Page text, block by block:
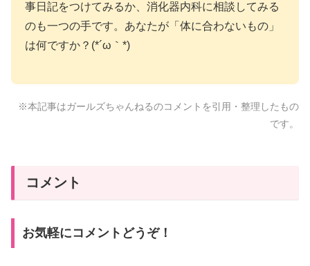
事日記をつけてみるか、消化器内科に相談してみる
のも一つの手です。あなたが「体に合わないもの」
は何ですか？(*´ω｀*)
※本記事はガールズちゃんねるのコメントを引用・整理したもの
です。
コメント
お気軽にコメントどうぞ！